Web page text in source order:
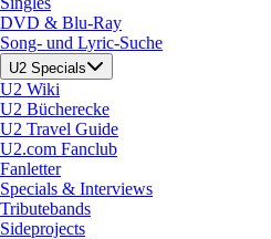
DVD & Blu-Ray
Song- und Lyric-Suche
U2 Specials
U2 Wiki
U2 Bücherecke
U2 Travel Guide
U2.com Fanclub
Fanletter
Specials & Interviews
Tributebands
Sideprojects